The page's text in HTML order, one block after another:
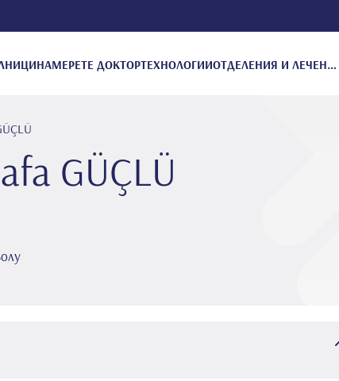
НАМЕРЕТЕ ДОКТОРТЕХНОЛОГИИ ОТДЕЛЕНИЯ И ЛЕЧЕНИЕ
GÜÇLÜ